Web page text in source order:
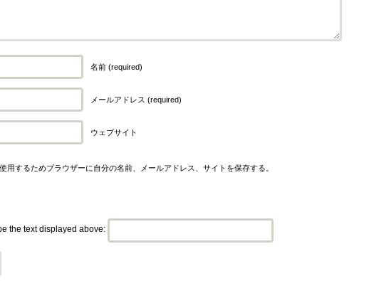
名前 (required)
メールアドレス (required)
ウェブサイト
用するためブラウザーに自分の名前、メールアドレス、サイトを保存する。
the text displayed above: